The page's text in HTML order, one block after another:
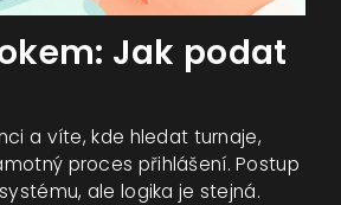
Jak podat
a víte, kde hledat turnaje,
proces přihlášení. Postup
ale logika je stejná.